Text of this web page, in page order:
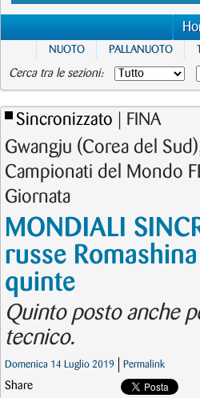
NUOTO PALLANUOTO
Cerca tra le sezioni:
Sincronizzato | FINA
Gwangju (Corea del
Campionati del Mondo
Giornata
MONDIALI
russe
quinte
Quinto posto anche
tecnico.
Domenica 14 Luglio 2019 Permalink
Share